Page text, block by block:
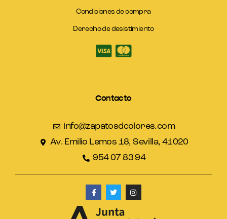
Condiciones de compra
Derecho de desistimiento
Contacto
info@zapatosdcolores.com
Av. Emilio Lemos 18, Sevilla, 41020
954 07 83 94